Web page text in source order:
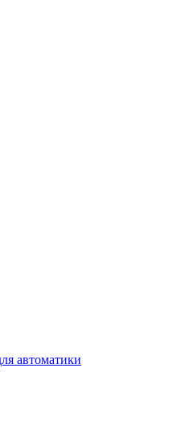
автоматики